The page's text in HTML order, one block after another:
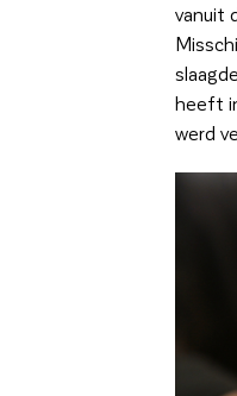
vanuit
heeft
werd